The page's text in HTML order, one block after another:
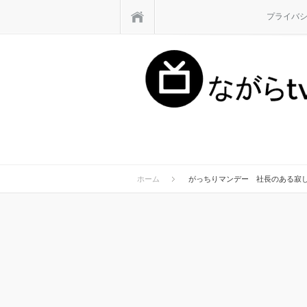
プライバ
ホーム がっちりマンデー 社長のある寂